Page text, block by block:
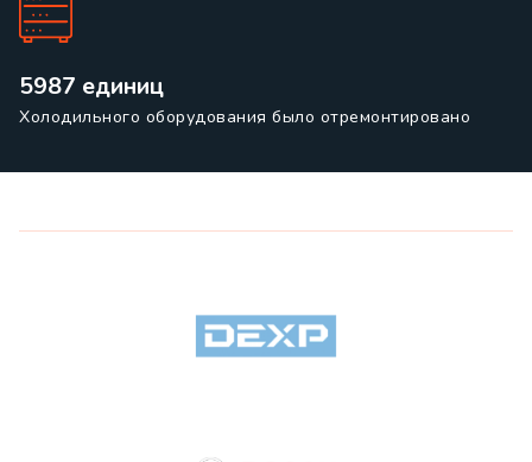
5987 единиц
Холодильного оборудования было отремонтировано